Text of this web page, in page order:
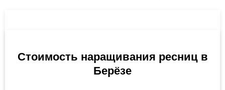
Стоимость наращивания ресниц в
Берёзе